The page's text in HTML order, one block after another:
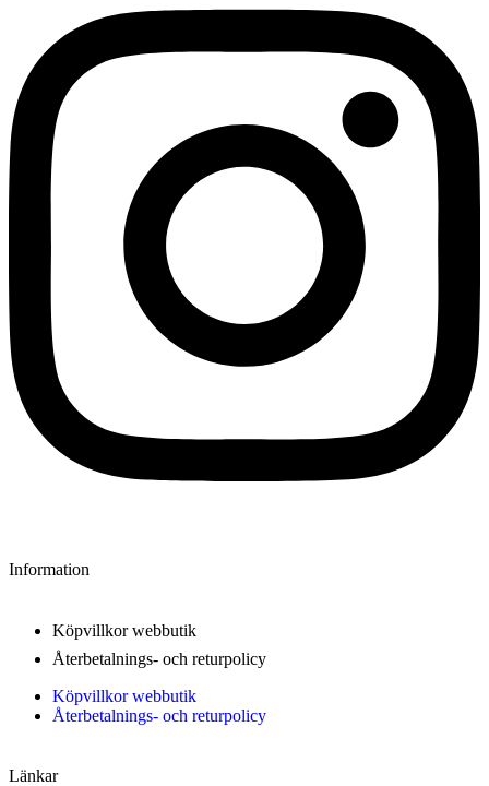
Information
Köpvillkor webbutik
Återbetalnings- och returpolicy
Köpvillkor webbutik
Återbetalnings- och returpolicy
Länkar